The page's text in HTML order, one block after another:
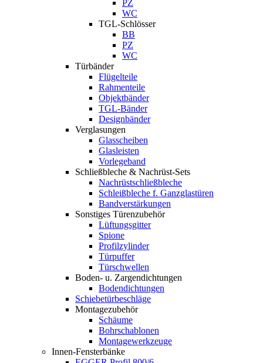
PZ
WC
TGL-Schlösser
BB
PZ
WC
Türbänder
Flügelteile
Rahmenteile
Objektbänder
TGL-Bänder
Designbänder
Verglasungen
Glasscheiben
Glasleisten
Vorlegeband
Schließbleche & Nachrüst-Sets
Nachrüstschließbleche
Schleißbleche f. Ganzglastüren
Bandverstärkungen
Sonstiges Türenzubehör
Lüftungsgitter
Spione
Profilzylinder
Türpuffer
Türschwellen
Boden- u. Zargendichtungen
Bodendichtungen
Schiebetürbeschläge
Montagezubehör
Schäume
Bohrschablonen
Montagewerkzeuge
Innen-Fensterbänke